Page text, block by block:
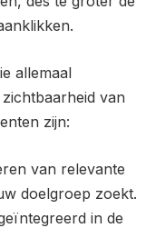
allemaal
van
zijn:
van relevante
doelgroep zoekt.
in de